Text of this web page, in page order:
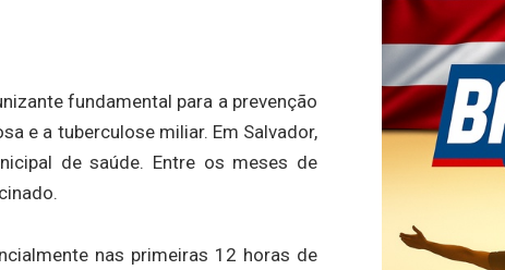
fundamental para a prevenção
e a tuberculose miliar. Em Salvador,
de saúde. Entre os meses de
nas primeiras 12 horas de